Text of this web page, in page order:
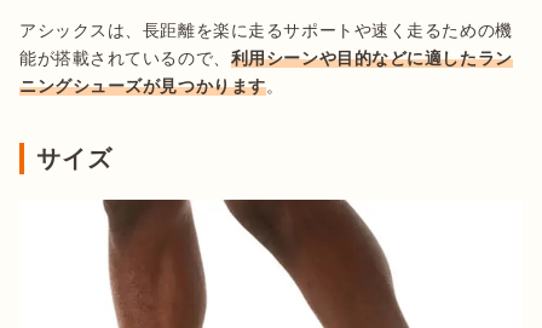
アシックスは、長距離を楽に走るサポートや速く走るための機
能が搭載されているので、 利用シーンや目的などに適したラン
ニングシューズが見つかります。
サイズ